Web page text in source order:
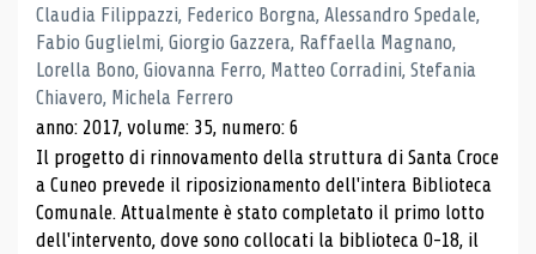
Claudia Filippazzi, Federico Borgna, Alessandro Spedale,
Fabio Guglielmi, Giorgio Gazzera, Raffaella Magnano,
Lorella Bono, Giovanna Ferro, Matteo Corradini, Stefania
Chiavero, Michela Ferrero
anno: 2017, volume: 35, numero: 6
Il progetto di rinnovamento della struttura di Santa Croce
a Cuneo prevede il riposizionamento dell'intera Biblioteca
Comunale. Attualmente è stato completato il primo lotto
dell'intervento, dove sono collocati la biblioteca 0-18, il